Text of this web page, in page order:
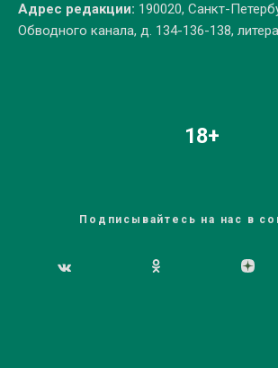
Адрес редакции: 190020, Санкт-
Обводного канала, д. 134-136-138,
18+
Подписывайтесь на нас в